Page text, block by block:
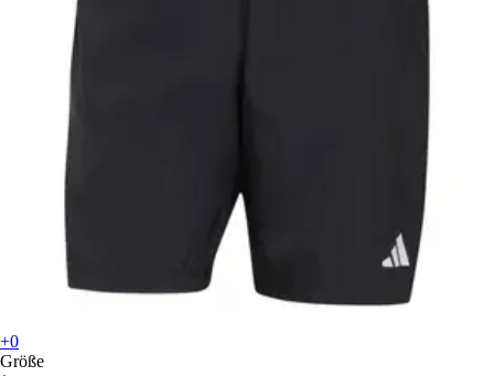
+0
Größe